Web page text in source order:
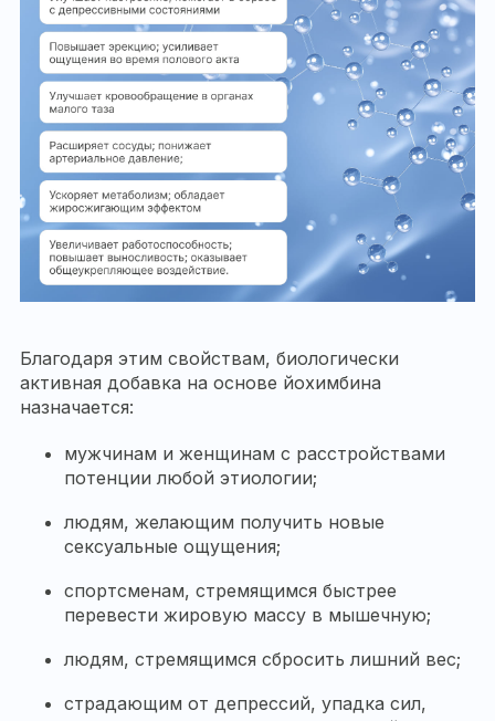
Благодаря этим свойствам, биологически
активная добавка на основе йохимбина
назначается:
мужчинам и женщинам с расстройствами
потенции любой этиологии;
людям, желающим получить новые
сексуальные ощущения;
спортсменам, стремящимся быстрее
перевести жировую массу в мышечную;
людям, стремящимся сбросить лишний вес;
страдающим от депрессий, упадка сил,